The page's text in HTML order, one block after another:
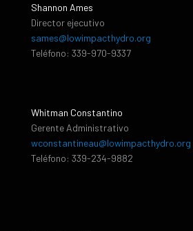
Shannon Ames
Director ejecutivo
sames@lowimpacthydro.org
Teléfono: 339-970-9337
Whitman Constantino
Gerente Administrativo
wconstantineau@lowimpacthydro.org
Teléfono: 339-234-9882